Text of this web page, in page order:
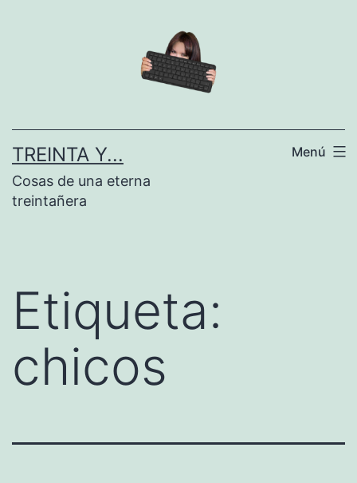
TREINTA Y...
Cosas de una eterna
treintañera
Menú
Etiqueta:
chicos